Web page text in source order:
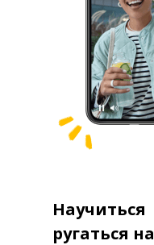
Научиться
ругаться на